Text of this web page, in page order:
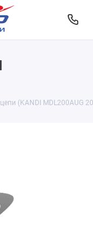
(KANDI MDL200AUG